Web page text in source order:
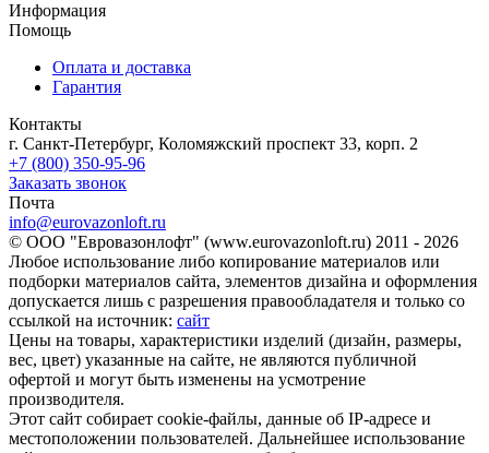
Информация
Помощь
Оплата и доставка
Гарантия
Контакты
г. Санкт-Петербург, Коломяжский проспект 33, корп. 2
+7 (800) 350-95-96
Заказать звонок
Почта
info@eurovazonloft.ru
© ООО "Евровазонлофт" (www.eurovazonloft.ru) 2011 - 2026
Любое использование либо копирование материалов или
подборки материалов сайта, элементов дизайна и оформления
допускается лишь с разрешения правообладателя и только со
ссылкой на источник: сайт
Цены на товары, характеристики изделий (дизайн, размеры,
вес, цвет) указанные на сайте, не являются публичной
офертой и могут быть изменены на усмотрение
производителя.
Этот сайт собирает cookie-файлы, данные об IP-адресе и
местоположении пользователей. Дальнейшее использование